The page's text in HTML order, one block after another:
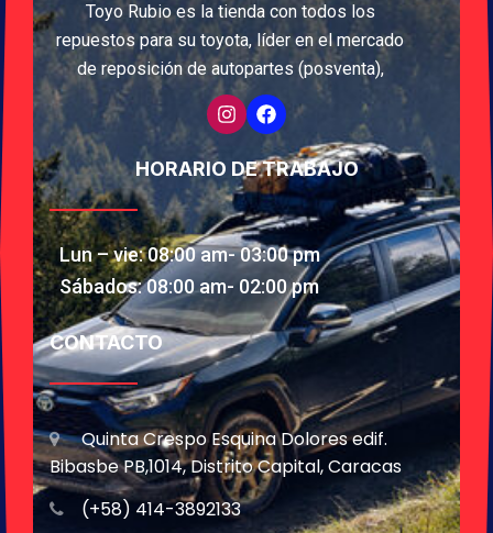
Toyo Rubio es la tienda con todos los
repuestos para su toyota, líder en el mercado
de reposición de autopartes (posventa),
HORARIO DE TRABAJO
Lun – vie: 08:00 am- 03:00 pm
Sábados: 08:00 am- 02:00 pm
CONTACTO
Quinta Crespo Esquina Dolores edif.
Bibasbe PB,1014, Distrito Capital, Caracas
(+58) 414-3892133